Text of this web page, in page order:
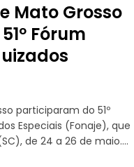
Mato Grosso
Fórum
participaram do 51º
Especiais (Fonaje), que
de 24 a 26 de maio....